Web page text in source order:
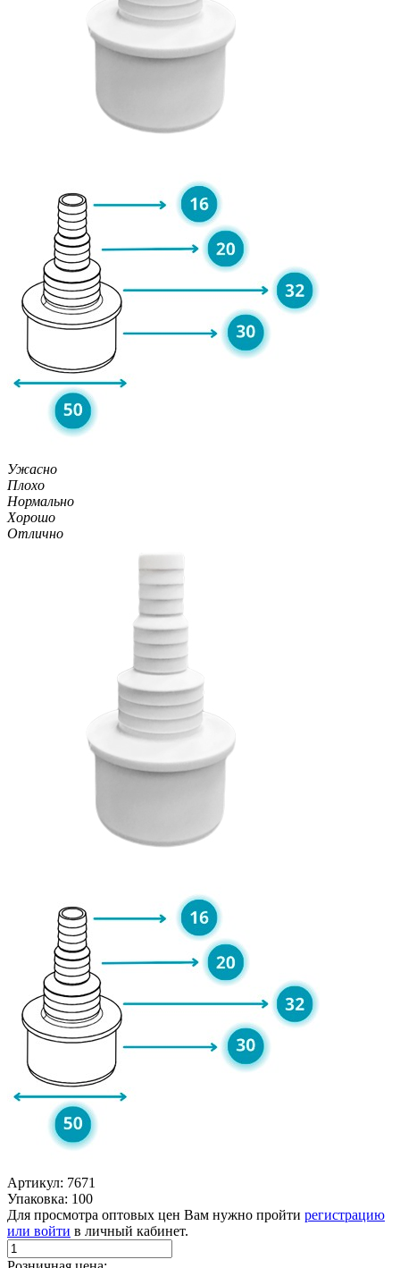
Ужасно
Плохо
Нормально
Хорошо
Отлично
Артикул: 7671
Упаковка: 100
Для просмотра оптовых цен Вам нужно пройти регистрацию
или войти в личный кабинет.